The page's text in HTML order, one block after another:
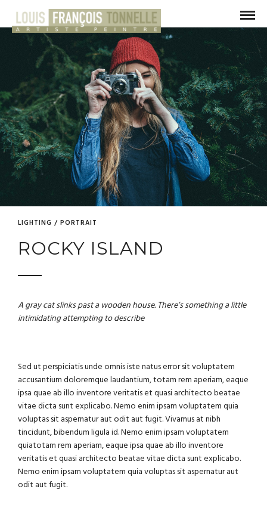
LIGHTING / PORTRAIT
ROCKY ISLAND
A gray cat slinks past a wooden house. There’s something a little
intimidating attempting to describe
Sed ut perspiciatis unde omnis iste natus error sit voluptatem
accusantium doloremque laudantium, totam rem aperiam, eaque
ipsa quae ab illo inventore veritatis et quasi architecto beatae
vitae dicta sunt explicabo. Nemo enim ipsam voluptatem quia
voluptas sit aspernatur aut odit aut fugit. Vivamus at nibh
tincidunt, bibendum ligula id. Nemo enim ipsam voluptatem
quiatotam rem aperiam, eaque ipsa quae ab illo inventore
veritatis et quasi architecto beatae vitae dicta sunt explicabo.
Nemo enim ipsam voluptatem quia voluptas sit aspernatur aut
odit aut fugit.